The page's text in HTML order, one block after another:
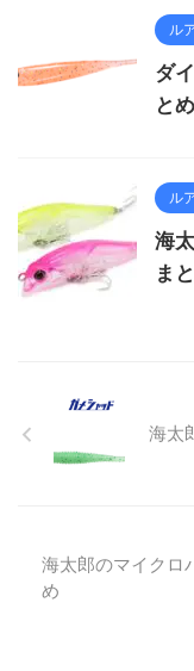
ル
ダ
とめ
ル
海
ま
海太
海太郎のマイクロ
め